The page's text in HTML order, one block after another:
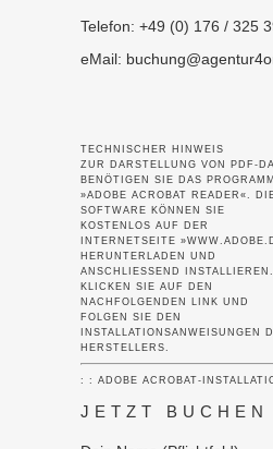
Telefon: +49 (0) 176 / 325
eMail:
TECHNISCHER HINWEIS
ZUR DARSTELLUNG VON PDF-
BENÖTIGEN SIE DAS PROGRAMM
»ADOBE ACROBAT READER«.
SOFTWARE KÖNNEN SIE
KOSTENLOS AUF DER
INTERNETSEITE
HERUNTERLADEN UND
ANSCHLIESSEND INSTALLIEREN.
KLICKEN SIE AUF DEN
NACHFOLGENDEN LINK UND
FOLGEN SIE DEN
INSTALLATIONSANWEISUNGEN
HERSTELLERS.
: : ADOBE ACROBAT-
JETZT BUCHEN